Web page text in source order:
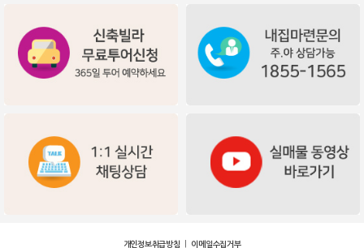
개인정보취급방침 이메일수집거부